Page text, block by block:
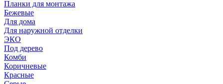
Планки для монтажа
Бежевые
Для дома
Для наружной отделки
ЭКO
Под дерево
Комби
Коричневые
Красные